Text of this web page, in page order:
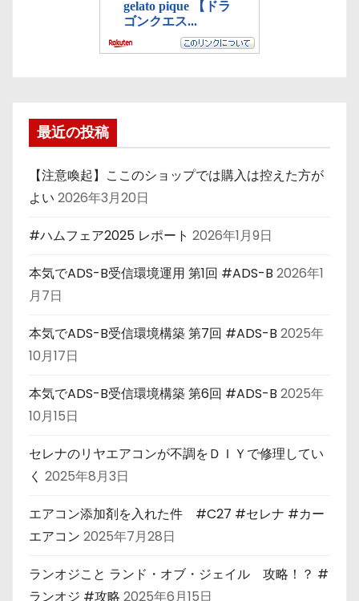
最近の投稿
【注意喚起】ここのショップでは購入は控えた方が
よい 2026年3月20日
#ハムフェア2025 レポート 2026年1月9日
本気でADS-B受信環境運用 第1回 #ADS-B 2026年1
月7日
本気でADS-B受信環境構築 第7回 #ADS-B 2025年
10月17日
本気でADS-B受信環境構築 第6回 #ADS-B 2025年
10月15日
セレナのリヤエアコンが不調をＤＩＹで修理してい
く 2025年8月3日
エアコン添加剤を入れた件 #C27 #セレナ #カー
エアコン 2025年7月28日
ランオジこと ランド・オブ・ジェイル 攻略！？ #
ランオジ #攻略 2025年6月15日